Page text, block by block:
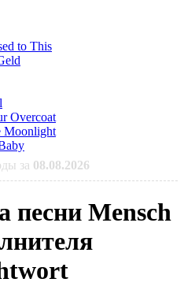
to This
Overcoat
Moonlight
за 08.08.2026
песни Mensch